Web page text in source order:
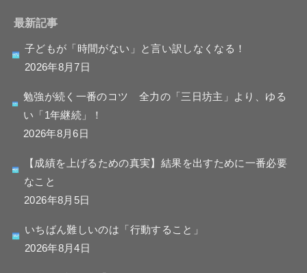
最新記事
子どもが「時間がない」と言い訳しなくなる！
2026年8月7日
勉強が続く一番のコツ 全力の「三日坊主」より、ゆる
い「1年継続」！
2026年8月6日
【成績を上げるための真実】結果を出すために一番必要
なこと
2026年8月5日
いちばん難しいのは「行動すること」
2026年8月4日